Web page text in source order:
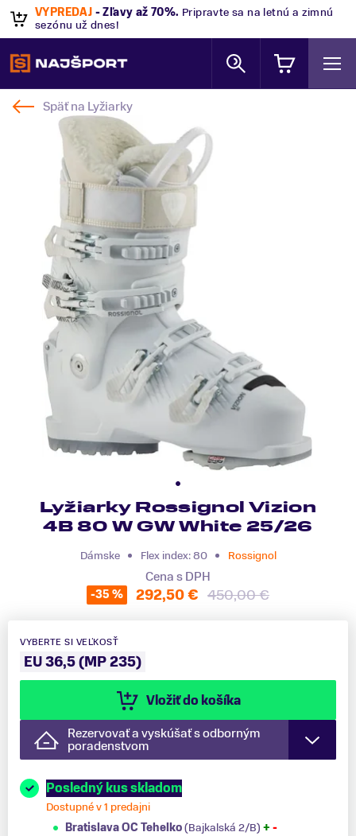
VÝPREDAJ - Zľavy až 70%. Pripravte sa na letnú a zimnú
sezónu už dnes!
Späť na Lyžiarky
Lyžiarky Rossignol Vizion
4B 80 W GW White 25/26
Dámske Flex index: 80 Rossignol
Cena s DPH
-35 % 292,50 € 450,00 €
VYBERTE SI VEĽKOSŤ
EU 36,5 (MP 235)
Vložiť do košíka
Rezervovať a vyskúšať s odborným
poradenstvom
Posledný kus skladom
Dostupné v 1 predajni
Bratislava OC Tehelko(Bajkalská 2/B) + -